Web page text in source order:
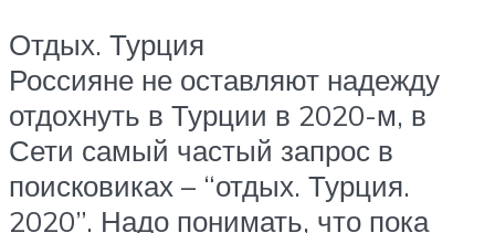
Отдых. Турция
Россияне не оставляют надежду
отдохнуть в Турции в 2020-м, в
Сети самый частый запрос в
поисковиках – “отдых. Турция.
2020”. Надо понимать, что пока